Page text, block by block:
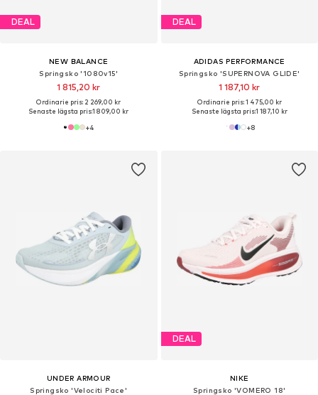
DEAL
NEW BALANCE
Springsko '1080v15'
1 815,20 kr
Ordinarie pris: 2 269,00 kr
Senaste lägsta pris:1 809,00 kr
+4
DEAL
ADIDAS PERFORMANCE
Springsko 'SUPERNOVA GLIDE'
1 187,10 kr
Ordinarie pris: 1 475,00 kr
Senaste lägsta pris:1 187,10 kr
+8
UNDER ARMOUR
Springsko 'Velociti Pace'
DEAL
NIKE
Springsko 'VOMERO 18'